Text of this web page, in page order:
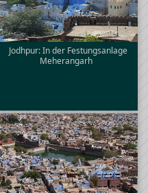
Jodhpur: In der Festungsanlage
Meherangarh